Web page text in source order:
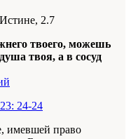
2.7
твоего, можешь
душа твоя, а в сосуд
24-24
имевшей право